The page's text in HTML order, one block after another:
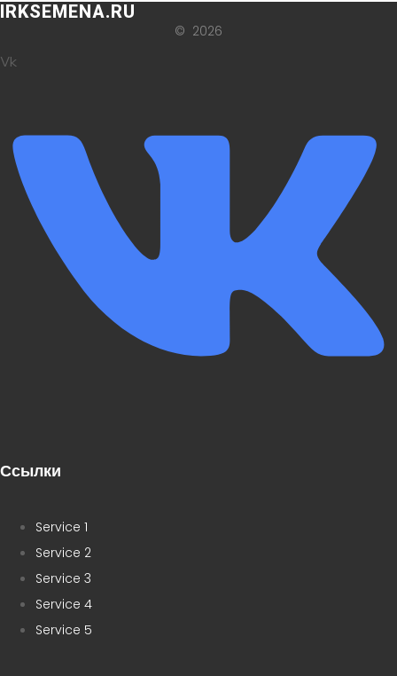
IRKSEMENA.RU
© 2026
Vk
Ссылки
Service 1
Service 2
Service 3
Service 4
Service 5